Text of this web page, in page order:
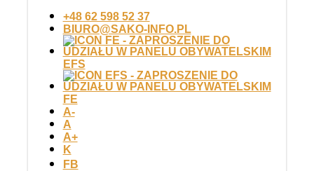
+48 62 598 52 37
BIURO@SAKO-INFO.PL
EFS
FE
A-
A
A+
K
FB